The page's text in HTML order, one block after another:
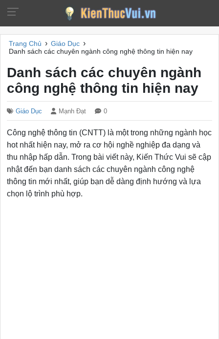
Trang Chủ › Giáo Dục ›
Danh sách các chuyên ngành công nghệ thông tin hiện nay
Danh sách các chuyên ngành
công nghệ thông tin hiện nay
Giáo Dục Mạnh Đạt 0
Công nghệ thông tin (CNTT) là một trong những ngành học
hot nhất hiện nay, mở ra cơ hội nghề nghiệp đa dạng và
thu nhập hấp dẫn. Trong bài viết này, Kiến Thức Vui sẽ cập
nhật đến bạn danh sách các chuyên ngành công nghệ
thông tin mới nhất, giúp bạn dễ dàng định hướng và lựa
chọn lộ trình phù hợp.